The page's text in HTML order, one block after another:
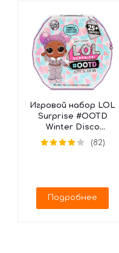
Игровой набор LOL
Surprise #OOTD
Winter Disco
Календарь, 562504
(25 сюрпризов)
(82)
Подробнее